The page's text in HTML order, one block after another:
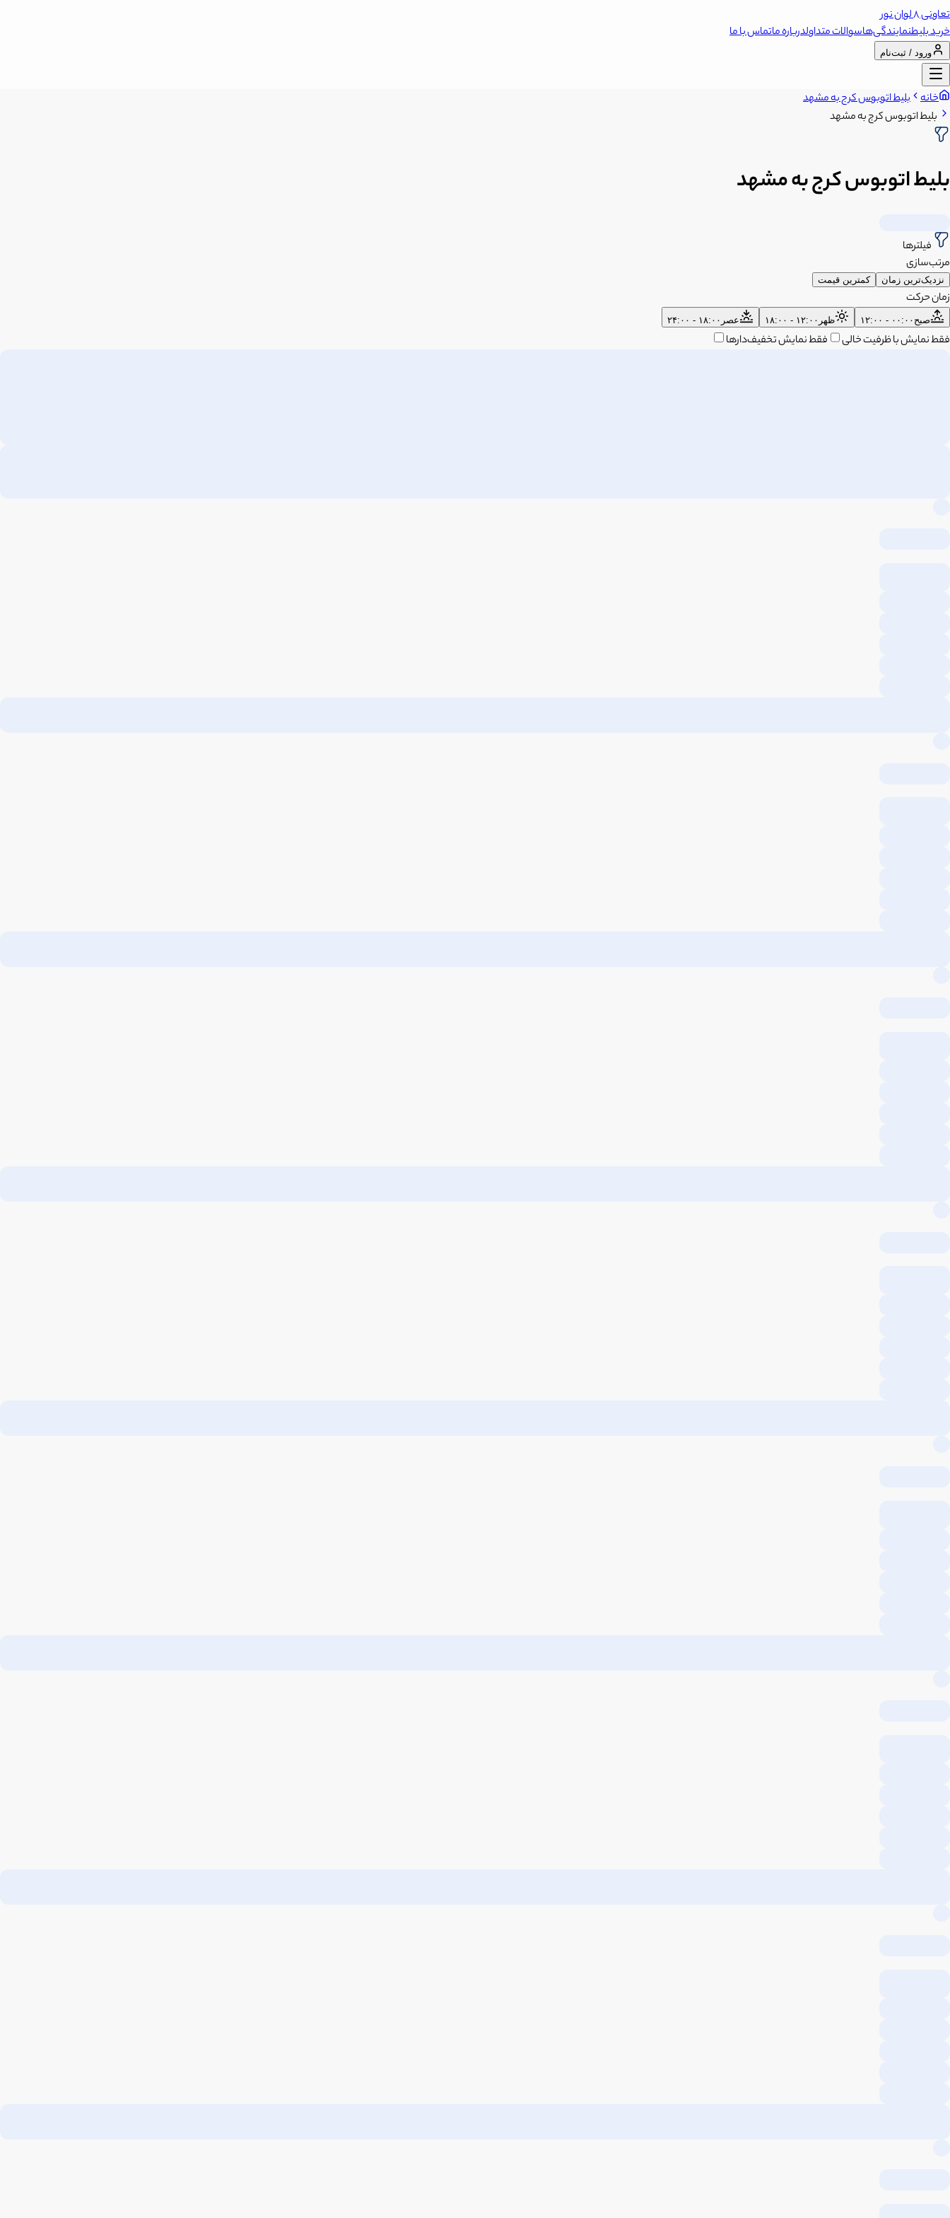
تعاونی 8 لوان نور
خرید بلیطنمایندگی‌هاسوالات متداولدرباره ماتماس با ما
ورود / ثبت‌نام
خانه بلیط اتوبوس کرج به مشهد
بلیط اتوبوس کرج به مشهد
بلیط اتوبوس کرج به مشهد
فیلترها
مرتب‌سازی
نزدیک‌ترین زمان کمترین قیمت
زمان حرکت
صبح ۰۰:۰۰ - ۱۲:۰۰ ظهر ۱۲:۰۰ - ۱۸:۰۰ عصر ۱۸:۰۰ - ۲۴:۰۰
فقط نمایش با ظرفیت خالی فقط نمایش تخفیف‌دارها